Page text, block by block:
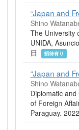
“Japan and
Shino
The University
UNIDA,
日
招待有り
“Japan and
Shino
Diplomatic
of Foreign
Paraguay.